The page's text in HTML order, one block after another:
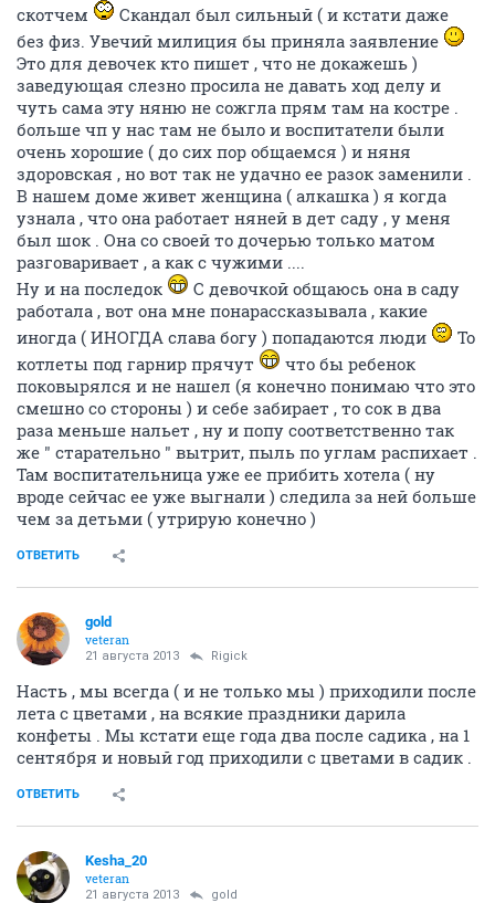
скотчем
Скандал был сильный ( и кстати даже
без физ. Увечий милиция бы приняла заявление
Это для девочек кто пишет , что не докажешь )
заведующая слезно просила не давать ход делу и
чуть сама эту няню не сожгла прям там на костре .
больше чп у нас там не было и воспитатели были
очень хорошие ( до сих пор общаемся ) и няня
здоровская , но вот так не удачно ее разок заменили .
В нашем доме живет женщина ( алкашка ) я когда
узнала , что она работает няней в дет саду , у меня
был шок . Она со своей то дочерью только матом
разговаривает , а как с чужими ....
Ну и на последок
С девочкой общаюсь она в саду
работала , вот она мне понарассказывала , какие
иногда ( ИНОГДА слава богу ) попадаются люди
То
котлеты под гарнир прячут
что бы ребенок
поковырялся и не нашел (я конечно понимаю что это
смешно со стороны ) и себе забирает , то сок в два
раза меньше нальет , ну и попу соответственно так
же " старательно " вытрит, пыль по углам распихает .
Там воспитательница уже ее прибить хотела ( ну
вроде сейчас ее уже выгнали ) следила за ней больше
чем за детьми ( утрирую конечно )
ОТВЕТИТЬ
gold
veteran
21 августа 2013 Rigick
Насть , мы всегда ( и не только мы ) приходили после
лета с цветами , на всякие праздники дарила
конфеты . Мы кстати еще года два после садика , на 1
сентября и новый год приходили с цветами в садик .
ОТВЕТИТЬ
Kesha_20
veteran
21 августа 2013 gold